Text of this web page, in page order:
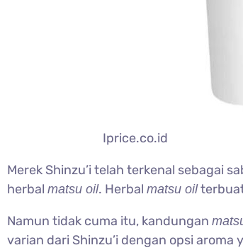
Iprice.co.id
Merek Shinzu’i telah terkenal sebagai
herbal matsu oil. Herbal matsu oilterbuat
Namun tidak cuma itu, kandungan
varian dari Shinzu’i dengan opsi